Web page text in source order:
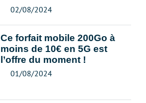
02/08/2024
Ce forfait mobile 200Go à
moins de 10€ en 5G est
l’offre du moment !
01/08/2024